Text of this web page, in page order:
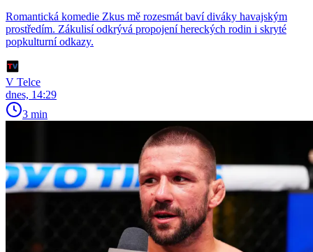
Romantická komedie Zkus mě rozesmát baví diváky havajským
prostředím. Zákulisí odkrývá propojení hereckých rodin i skryté
popkulturní odkazy.
V Telce
dnes, 14:29
3 min